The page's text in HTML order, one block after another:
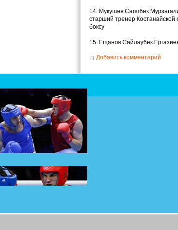
14. Мукушев Сапобек
старший тренер Костанайской
боксу
15. Ещанов Сайлаубек
Добавить комментарий